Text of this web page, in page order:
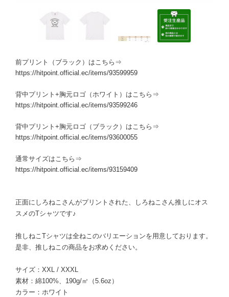
前プリント（ブラック）はこちら⇒
https://hitpoint.official.ec/items/93599959
背中プリント+胸元ロゴ（ホワイト）はこちら⇒
https://hitpoint.official.ec/items/93599246
背中プリント+胸元ロゴ（ブラック）はこちら⇒
https://hitpoint.official.ec/items/93600055
通常サイズはこちら⇒
https://hitpoint.official.ec/items/93159409
正面にしろねこさんがプリントされた、しろねこさん推しにオス
スメのTシャツです♪
推しねこTシャツは全ねこのバリエーションを用意しております。
是非、推しねこの商品をお求めください。
サイズ：XXL / XXXL
素材：綿100%、190g/㎡（5.6oz）
カラー：ホワイト